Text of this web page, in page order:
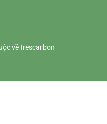
về Irescarbon